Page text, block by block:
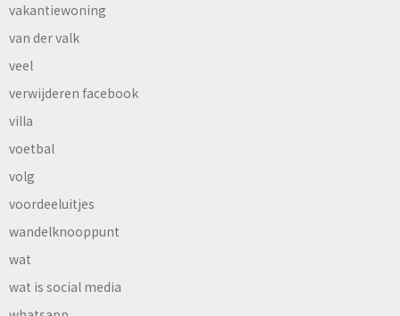
vakantiewoning
van der valk
veel
verwijderen facebook
villa
voetbal
volg
voordeeluitjes
wandelknooppunt
wat
wat is social media